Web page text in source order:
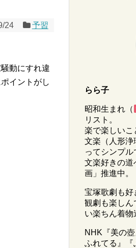
24 予習
動にすれ違
イントがし
らら子
昭和生まれ（
リスト。
楽で楽しいこ
文楽（人形浄
ってシンプ
文楽好きの道
画」推進中。
宝塚歌劇も好
観劇も楽しん
い楽ちん着物
NHK『美の
ふれてる』『